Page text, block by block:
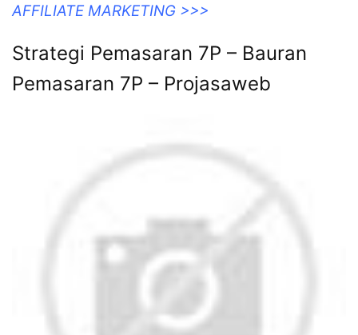
AFFILIATE MARKETING >>>
Strategi Pemasaran 7P – Bauran
Pemasaran 7P – Projasaweb